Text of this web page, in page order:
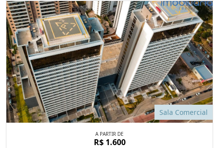
Sala Comercial
A PARTIR DE
R$ 1.600